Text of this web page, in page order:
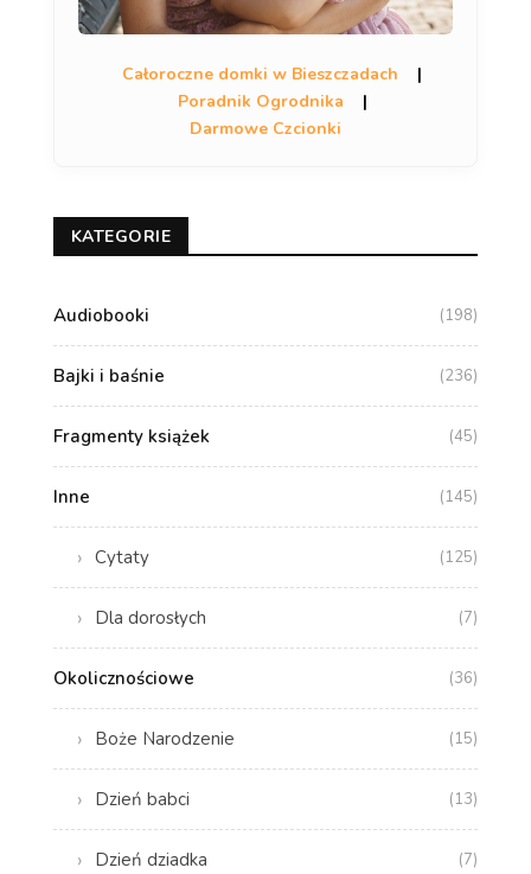
Całoroczne domki w Bieszczadach
|
Poradnik Ogrodnika
|
Darmowe Czcionki
KATEGORIE
Audiobooki (198)
Bajki i baśnie (236)
Fragmenty książek (45)
Inne (145)
Cytaty (125)
Dla dorosłych (7)
Okolicznościowe (36)
Boże Narodzenie (15)
Dzień babci (13)
Dzień dziadka (7)